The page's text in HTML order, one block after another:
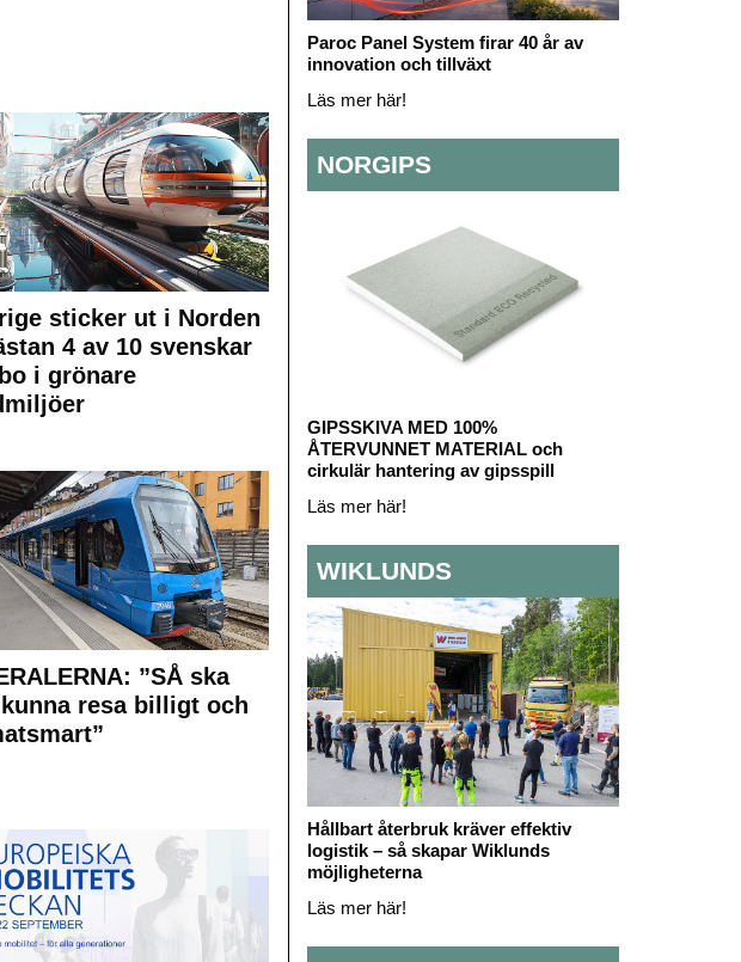
sticker ut i Norden
4 av 10 svenskar
i grönare
”SÅ ska
resa billigt och
Paroc Panel System firar 40 år av
innovation och tillväxt
Läs mer här!
NORGIPS
GIPSSKIVA MED 100%
ÅTERVUNNET MATERIAL och
cirkulär hantering av gipsspill
Läs mer här!
WIKLUNDS
Hållbart återbruk kräver effektiv
logistik – så skapar Wiklunds
möjligheterna
Läs mer här!